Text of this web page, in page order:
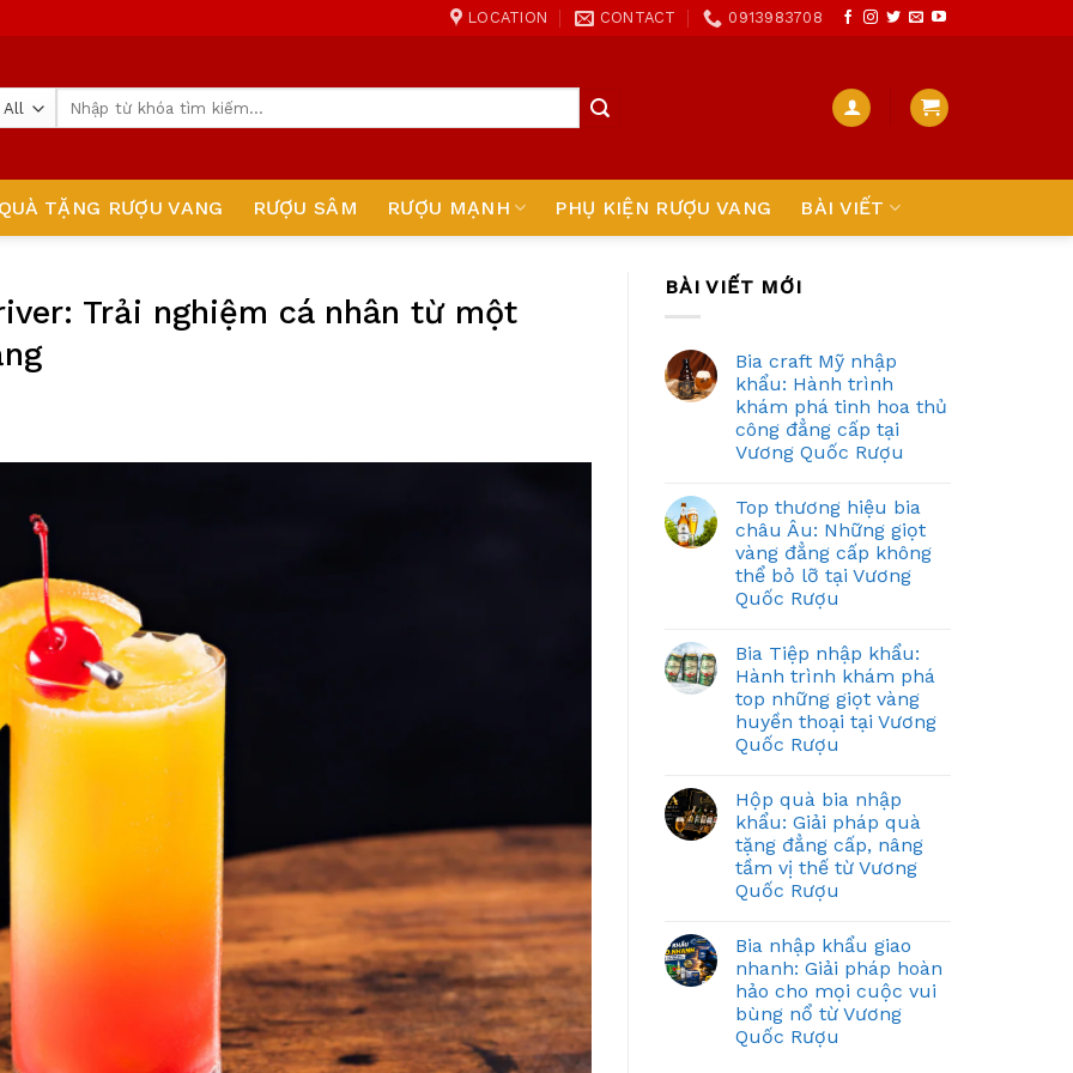
LOCATION CONTACT 0913983708
TẶNG RƯỢU VANG RƯỢU SÂM RƯỢU MẠNH PHỤ KIỆN RƯỢU VANG BÀI VIẾT
Trải nghiệm cá nhân từ một
BÀI VIẾT MỚI
Bia craft Mỹ nhập
khẩu: Hành trình
khám phá tinh hoa thủ
công đẳng cấp tại
Vương Quốc Rượu
Top thương hiệu bia
châu Âu: Những giọt
vàng đẳng cấp không
thể bỏ lỡ tại Vương
Quốc Rượu
Bia Tiệp nhập khẩu:
Hành trình khám phá
top những giọt vàng
huyền thoại tại Vương
Quốc Rượu
Hộp quà bia nhập
khẩu: Giải pháp quà
tặng đẳng cấp, nâng
tầm vị thế từ Vương
Quốc Rượu
Bia nhập khẩu giao
nhanh: Giải pháp hoàn
hảo cho mọi cuộc vui
bùng nổ từ Vương
Quốc Rượu